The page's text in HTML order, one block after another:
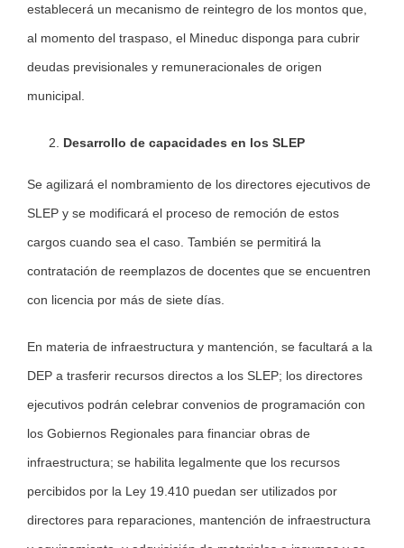
establecerá un mecanismo de reintegro de los montos que,
al momento del traspaso, el Mineduc disponga para cubrir
deudas previsionales y remuneracionales de origen
municipal.
Desarrollo de capacidades en los SLEP
Se agilizará el nombramiento de los directores ejecutivos de
SLEP y se modificará el proceso de remoción de estos
cargos cuando sea el caso. También se permitirá la
contratación de reemplazos de docentes que se encuentren
con licencia por más de siete días.
En materia de infraestructura y mantención, se facultará a la
DEP a trasferir recursos directos a los SLEP; los directores
ejecutivos podrán celebrar convenios de programación con
los Gobiernos Regionales para financiar obras de
infraestructura; se habilita legalmente que los recursos
percibidos por la Ley 19.410 puedan ser utilizados por
directores para reparaciones, mantención de infraestructura